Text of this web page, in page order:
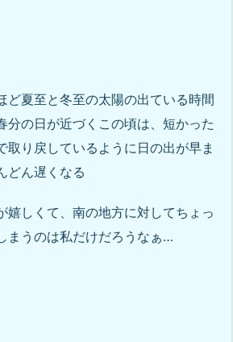
夏至と冬至の太陽の出ている時間
分の日が近づくこの頃は、短かった
取り戻しているように日の出が早ま
ん遅くなる
しくて、南の地方に対してちょっ
まうのは私だけだろうなぁ…